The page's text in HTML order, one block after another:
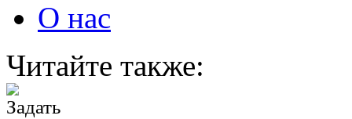
О нас
Читайте также: